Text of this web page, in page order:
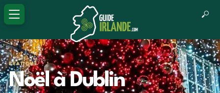
PRATIQUE
Noël à Dublin